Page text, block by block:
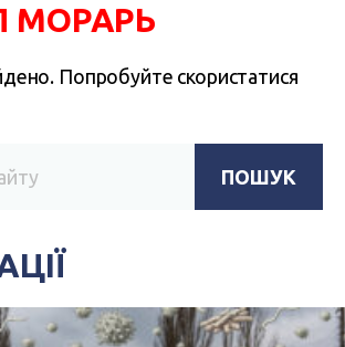
МОРАРЬ
Попробуйте скористатися
ПОШУК